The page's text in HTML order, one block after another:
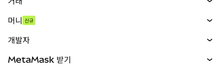
무기한 선물
실물자산
머니 신규
개발자
MetaMask 받기